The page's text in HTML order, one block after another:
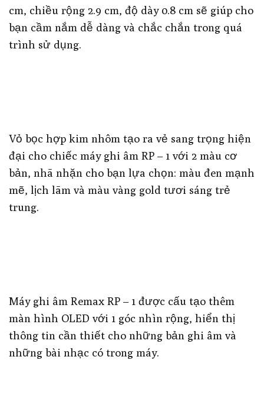
cm, chiều rộng 2.9 cm, độ dày 0.8 cm sẽ giúp cho
bạn cầm nắm dễ dàng và chắc chắn trong quá
trình sử dụng.
Vỏ bọc hợp kim nhôm tạo ra vẻ sang trọng hiện
đại cho chiếc máy ghi âm RP – 1 với 2 màu cơ
bản, nhã nhặn cho bạn lựa chọn: màu đen mạnh
mẽ, lịch lãm và màu vàng gold tươi sáng trẻ
trung.
Máy ghi âm Remax RP – 1 được cấu tạo thêm
màn hình OLED với 1 góc nhìn rộng, hiển thị
thông tin cần thiết cho những bản ghi âm và
những bài nhạc có trong máy.